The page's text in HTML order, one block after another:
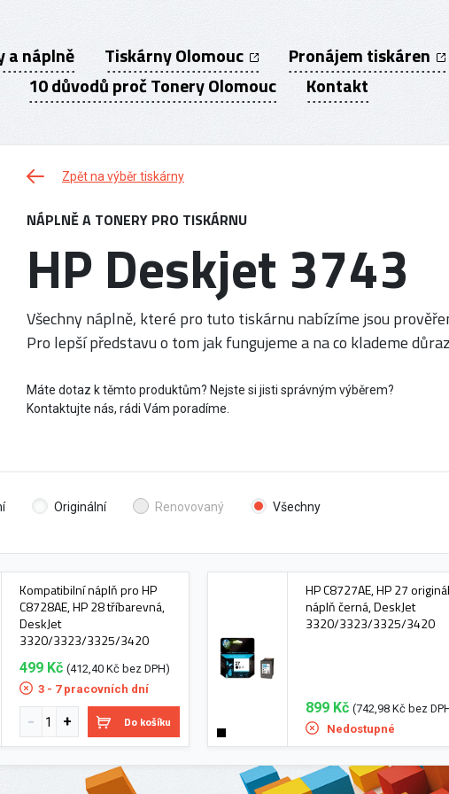
a náplně Tiskárny Olomouc
Pronájem tiskáren
10 důvodů proč Tonery Olomouc
Kontakt
Zpět na výběr tiskárny
NÁPLNĚ A TONERY PRO TISKÁRNU
HP Deskjet 3743
Všechny náplně, které pro tuto tiskárnu nabízíme jsou
Pro lepší představu o tom jak fungujeme a na co klademe
Máte dotaz k těmto produktům? Nejste si jisti správným výběrem?
Kontaktujte nás, rádi Vám poradíme.
Originální Renovovaný Všechny
Kompatibilní náplň pro HP
C8728AE, HP 28 tříbarevná,
DeskJet
3320/3323/3325/3420
499 Kč (412,40 Kč bez DPH)
3 - 7 pracovních dní
Do košíku
HP C8727AE, HP 27
náplň černá, DeskJet
3320/3323/3325/3420
899 Kč (742,98 Kč bez
Nedostupné